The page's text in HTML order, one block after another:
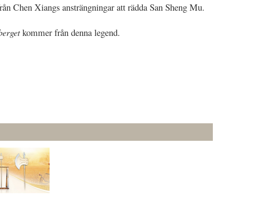
Chen Xiangs ansträngningar att rädda San Sheng Mu.
kommer från denna legend.